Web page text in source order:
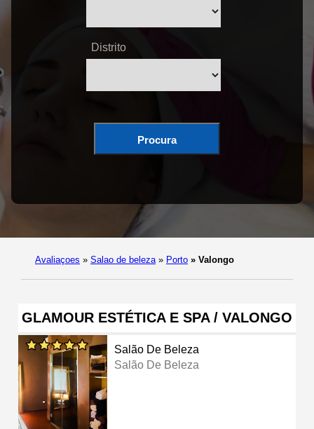
Distrito
Procura
Avaliaçoes » Salao de beleza » Porto » Valongo
GLAMOUR ESTÉTICA E SPA / VALONGO
Salão De Beleza
Salão De Beleza